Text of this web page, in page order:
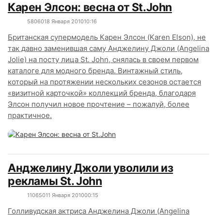
Карен Элсон: весна от St.John
5806018 Января 201010:16
Британская супермодель Карен Элсон (Karen Elson), не
так давно заменившая саму Анджелину Джоли (Angelina
Jolie) на посту лица St. John, снялась в своем первом
каталоге для модного бренда. Винтажный стиль,
который на протяжении нескольких сезонов остается
«визитной карточкой» коллекций бренда, благодаря
Элсон получил новое прочтение – пожалуй, более
практичное.
Анджелину Джоли уволили из
рекламы St. John
11065011 Января 201000:15
Голливудская актриса Анджелина Джоли (Angelina